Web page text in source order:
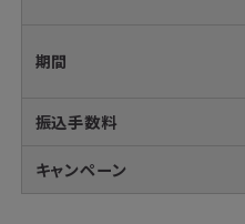
期間
振込手数料
キャンペーン